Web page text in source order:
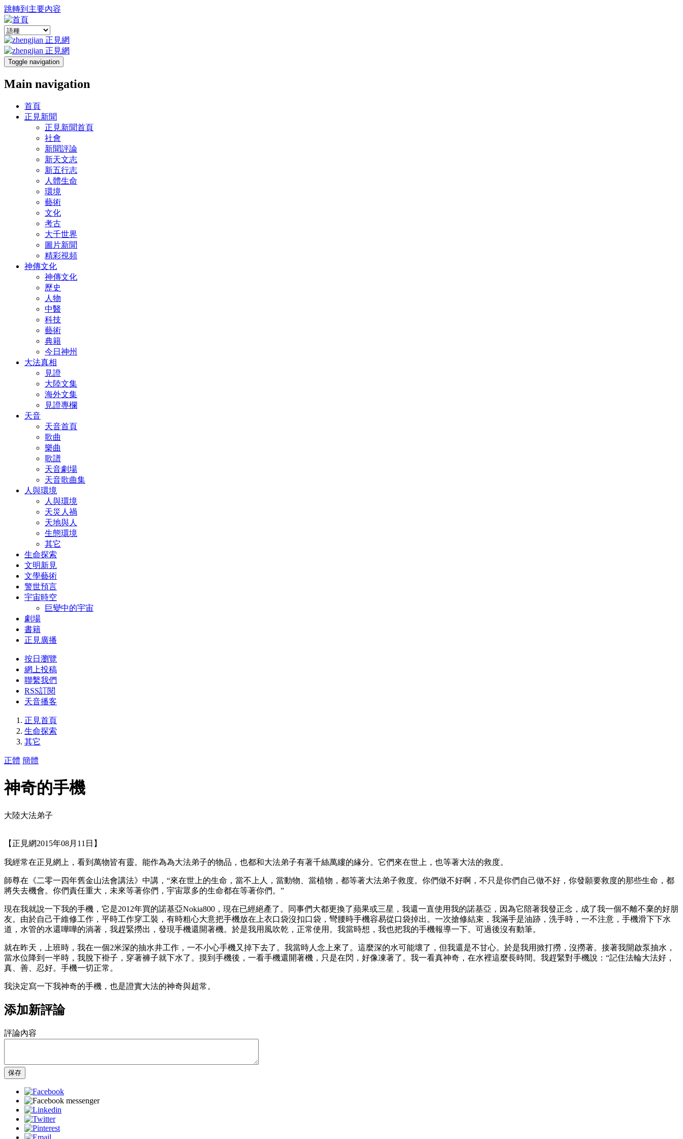
跳轉到主要內容
Toggle navigation
Main navigation
首頁
正見新聞
正見新聞首頁
社會
新聞評論
新天文志
新五行志
人體生命
環境
藝術
文化
考古
大千世界
圖片新聞
精彩視頻
神傳文化
神傳文化
歷史
人物
中醫
科技
藝術
典籍
今日神州
大法真相
見證
大陸文集
海外文集
見證專欄
天音
天音首頁
歌曲
樂曲
歌譜
天音劇場
天音歌曲集
人與環境
人與環境
天災人禍
天地與人
生態環境
其它
生命探索
文明新見
文學藝術
警世預言
宇宙時空
巨變中的宇宙
劇場
書籍
正見廣播
按日瀏覽
網上投稿
聯繫我們
RSS訂閱
天音播客
正見首頁
生命探索
其它
正體 簡體
神奇的手機
大陸大法弟子
【正見網2015年08月11日】
我經常在正見網上，看到萬物皆有靈。能作為為大法弟子的物品，也都和大法弟子有著千絲萬縷的緣分。它們來在世上，也等著大法的救度。
師尊在《二零一四年舊金山法會講法》中講，“來在世上的生命，當不上人，當動物、當植物，都等著大法弟子救度。你們做不好啊，不只是你們自己做不好，你發願要救度的那些生命，都
將失去機會。你們責任重大，未來等著你們，宇宙眾多的生命都在等著你們。”
現在我就說一下我的手機，它是2012年買的諾基亞Nokia800，現在已經絕產了。同事們大都更換了蘋果或三星，我還一直使用我的諾基亞，因為它陪著我發正念，成了我一個不離不棄的好朋
友。由於自己干維修工作，平時工作穿工裝，有時粗心大意把手機放在上衣口袋沒扣口袋，彎腰時手機容易從口袋掉出。一次搶修結束，我滿手是油跡，洗手時，一不注意，手機滑下下水
道，水管的水還嘩嘩的淌著，我趕緊撈出，發現手機還開著機。於是我用風吹乾，正常使用。我當時想，我也把我的手機報導一下。可過後沒有動筆。
就在昨天，上班時，我在一個2米深的抽水井工作，一不小心手機又掉下去了。我當時人念上來了。這麼深的水可能壞了，但我還是不甘心。於是我用掀打撈，沒撈著。接著我開啟泵抽水，
當水位降到一半時，我脫下褂子，穿著褲子就下水了。摸到手機後，一看手機還開著機，只是在閃，好像凍著了。我一看真神奇，在水裡這麼長時間。我趕緊對手機說：“記住法輪大法好，
真、善、忍好。手機一切正常。
我決定寫一下我神奇的手機，也是證實大法的神奇與超常。
添加新評論
評論內容
保存